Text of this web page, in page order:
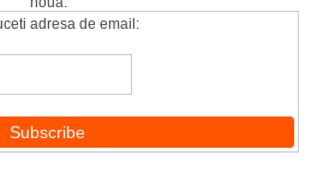
adresa de email: